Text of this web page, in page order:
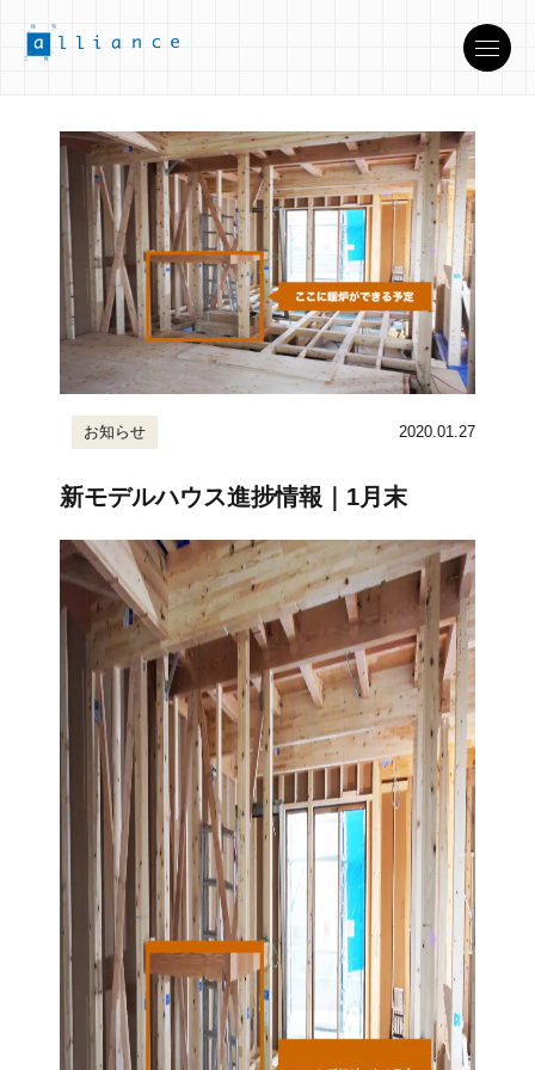
お知らせ 2020.01.27
新モデルハウス進捗情報｜1月末